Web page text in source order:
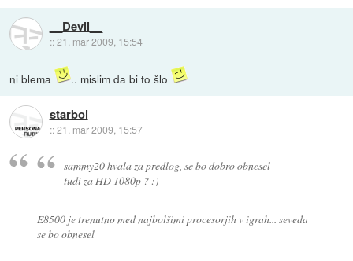
__Devil__
::21. mar 2009, 15:54
ni blema .. mislim da bi to šlo
starboi
::21. mar 2009, 15:57
sammy20 hvala za predlog, se bo dobro obnesel
tudi za HD 1080p ? :)
E8500 je trenutno med najbolšimi procesorjih v igrah... seveda
se bo obnesel